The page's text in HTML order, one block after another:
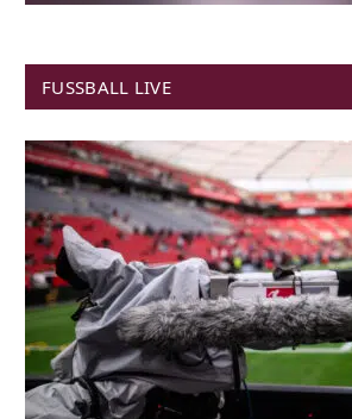
FUSSBALL LIVE